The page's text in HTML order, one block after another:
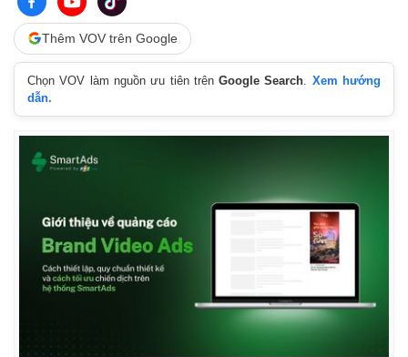
Thêm VOV trên Google
Chọn VOV làm nguồn ưu tiên trênGoogle Search
Xem hướng
dẫn.